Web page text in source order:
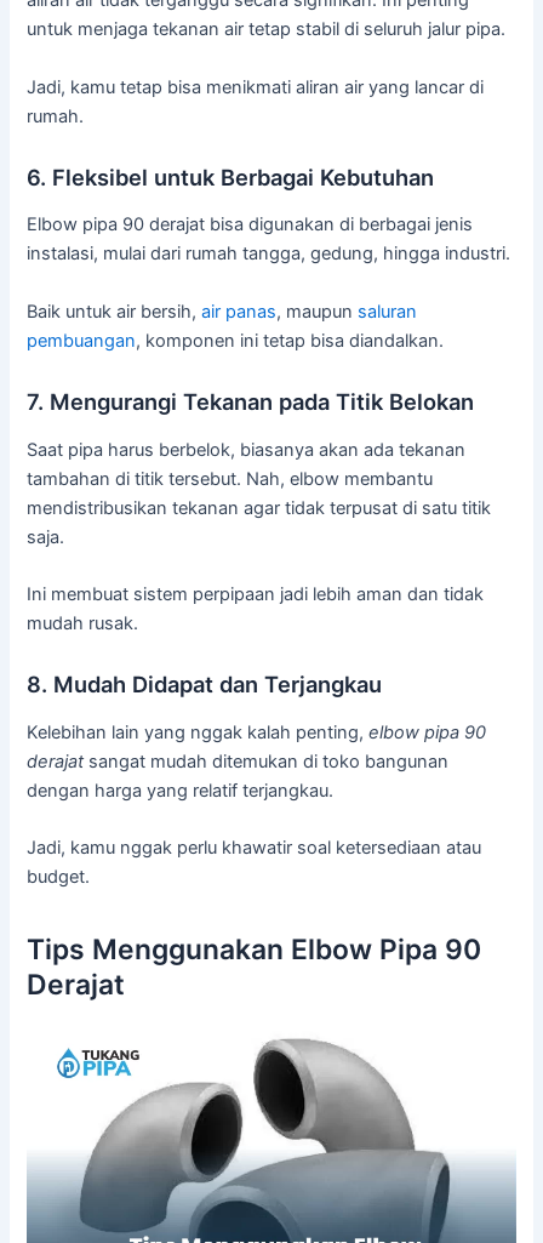
untuk menjaga tekanan air tetap stabil di seluruh jalur pipa.
Jadi, kamu tetap bisa menikmati aliran air yang lancar di
rumah.
6. Fleksibel untuk Berbagai Kebutuhan
Elbow pipa 90 derajat bisa digunakan di berbagai jenis
instalasi, mulai dari rumah tangga, gedung, hingga industri.
Baik untuk air bersih,air panas, maupun saluran
pembuangan, komponen ini tetap bisa diandalkan.
7. Mengurangi Tekanan pada Titik Belokan
Saat pipa harus berbelok, biasanya akan ada tekanan
tambahan di titik tersebut. Nah, elbow membantu
mendistribusikan tekanan agar tidak terpusat di satu titik
saja.
Ini membuat sistem perpipaan jadi lebih aman dan tidak
mudah rusak.
8. Mudah Didapat dan Terjangkau
Kelebihan lain yang nggak kalah penting,elbow pipa 90
derajatsangat mudah ditemukan di toko bangunan
dengan harga yang relatif terjangkau.
Jadi, kamu nggak perlu khawatir soal ketersediaan atau
budget.
Tips Menggunakan Elbow Pipa 90
Derajat